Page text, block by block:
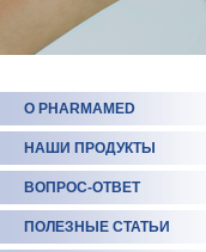
О PHARMAMED
НАШИ ПРОДУКТЫ
ВОПРОС-ОТВЕТ
ПОЛЕЗНЫЕ СТАТЬИ